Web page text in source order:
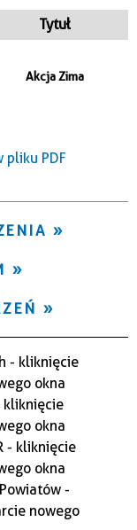
Tytuł
Akcja Zima
pliku PDF